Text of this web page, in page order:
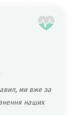
ми вже за
наших